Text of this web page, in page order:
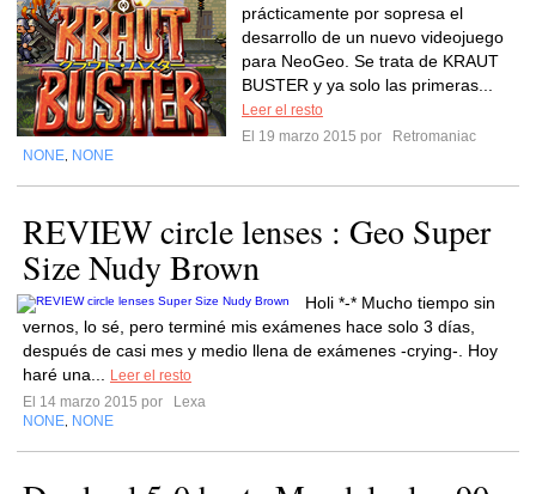
prácticamente por sopresa el
desarrollo de un nuevo videojuego
para NeoGeo. Se trata de KRAUT
BUSTER y ya solo las primeras...
Leer el resto
El 19 marzo 2015 por
Retromaniac
NONE NONE
REVIEW circle lenses : Geo Super
Size Nudy Brown
Holi *-* Mucho tiempo sin
vernos, lo sé, pero terminé mis exámenes hace solo 3 días,
después de casi mes y medio llena de exámenes -crying-. Hoy
haré una...
Leer el resto
El 14 marzo 2015 por
Lexa
NONE NONE